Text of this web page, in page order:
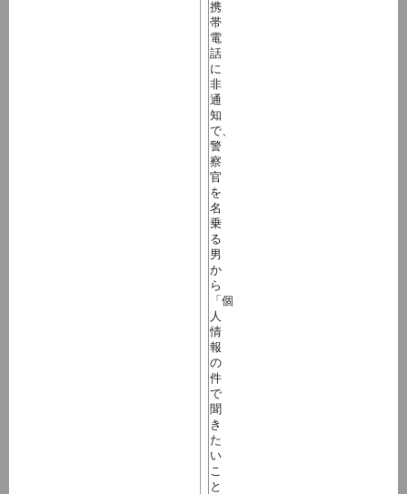
携
帯
電
話
に
非
通
知
で、
警
察
官
を
名
乗
る
男
か
ら
「個
人
情
報
の
件
で
聞
き
た
い
こ
と